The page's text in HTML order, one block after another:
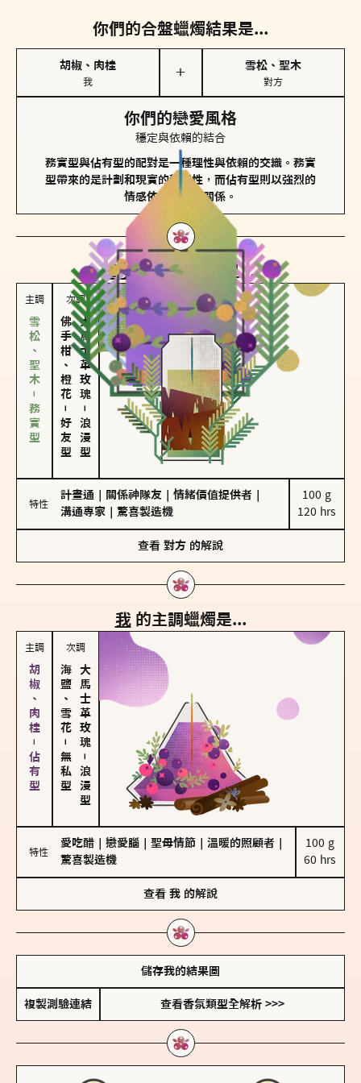
你們的合盤蠟燭結果是...
胡椒、肉桂
我
＋
雪松、聖木
對方
你們的戀愛風格
穩定與依賴的結合
務實型與佔有型的配對是一種理性與依賴的交織。務實
型帶來的是計劃和現實的穩定性，而佔有型則以強烈的
情感依賴來維護關係。
對方的主調蠟燭是...
主調
雪松、聖木－務實型
次調
佛手柑、橙花
－
好友型
大馬士革玫瑰
－
浪漫型
特性
計畫通 關係神隊友 情緒價值提供者
溝通專家
驚喜製造機
100 g
120 hrs
查看 對方 的解說
我 的主調蠟燭是...
主調
胡椒、肉桂－佔有型
次調
海鹽、雪花
－
無私型
大馬士革玫瑰
－
浪漫型
特性
愛吃醋 戀愛腦 聖母情節 溫暖的照顧者
驚喜製造機
100 g
60 hrs
查看 我 的解說
儲存我的結果圖
複製測驗連結 查看香氛類型全解析 >>>